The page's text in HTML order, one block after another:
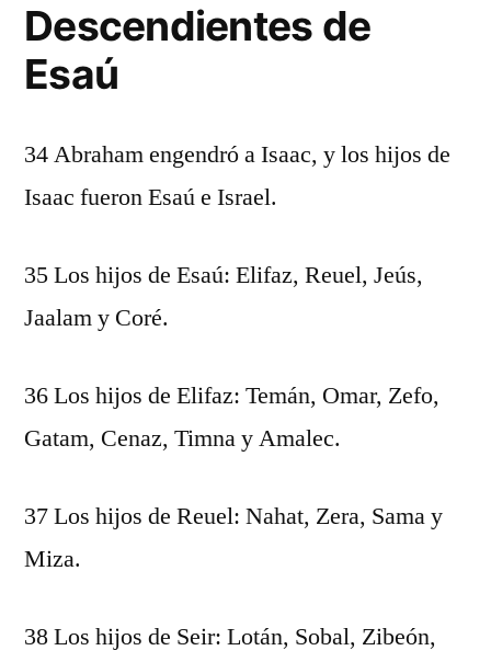
Descendientes de
Esaú
34 Abraham engendró a Isaac, y los hijos de
Isaac fueron Esaú e Israel.
35 Los hijos de Esaú: Elifaz, Reuel, Jeús,
Jaalam y Coré.
36 Los hijos de Elifaz: Temán, Omar, Zefo,
Gatam, Cenaz, Timna y Amalec.
37 Los hijos de Reuel: Nahat, Zera, Sama y
Miza.
38 Los hijos de Seir: Lotán, Sobal, Zibeón,